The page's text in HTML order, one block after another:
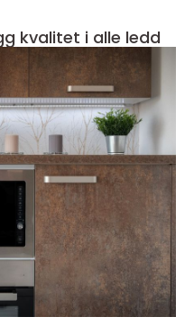
fredrikstad trygg kvalitet i alle ledd